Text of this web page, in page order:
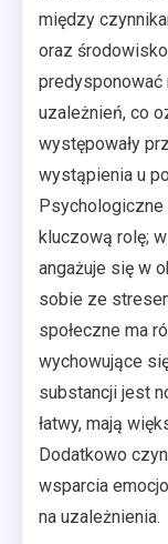
między
oraz
uzależnień, co
występowały
wystąpienia u
kluczową rolę;
angażuje się w
sobie ze
społeczne ma
wychowujące
substancji jest
łatwy, mają
Dodatkowo
wsparcia
na uzależnienia.